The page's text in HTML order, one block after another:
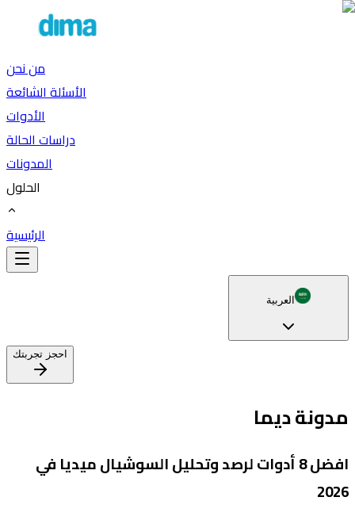
من نحن
الأسئلة الشائعة
الأدوات
دراسات الحالة
المدونات
الحلول
الرئيسية
العربية
احجز تجربتك
مدونة ديما
افضل 8 أدوات لرصد وتحليل السوشيال ميديا في
2026